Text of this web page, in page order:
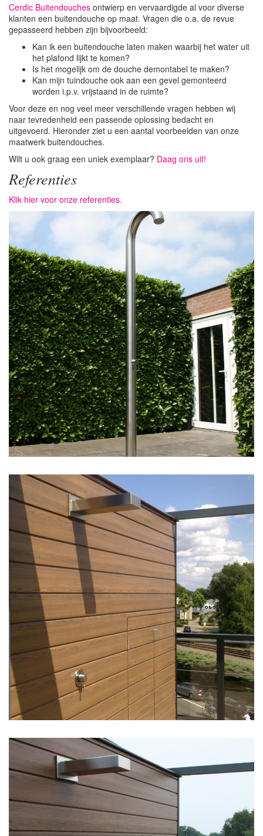
Cerdic Buitendouches ontwierp en vervaardigde al voor diverse
klanten een buitendouche op maat. Vragen die o.a. de revue
gepasseerd hebben zijn bijvoorbeeld:
Kan ik een buitendouche laten maken waarbij het water uit
het plafond lijkt te komen?
Is het mogelijk om de douche demontabel te maken?
Kan mijn tuindouche ook aan een gevel gemonteerd
worden i.p.v. vrijstaand in de ruimte?
Voor deze en nog veel meer verschillende vragen hebben wij
naar tevredenheid een passende oplossing bedacht en
uitgevoerd. Hieronder ziet u een aantal voorbeelden van onze
maatwerk buitendouches.
Wilt u ook graag een uniek exemplaar? Daag ons uit!
Referenties
Klik hier voor onze referenties.